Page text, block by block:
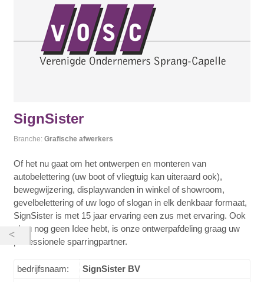
SignSister
Branche: Grafische afwerkers
Of het nu gaat om het ontwerpen en monteren van
autobelettering (uw boot of vliegtuig kan uiteraard ook),
bewegwijzering, displaywanden in winkel of showroom,
gevelbelettering of uw logo of slogan in elk denkbaar formaat,
SignSister is met 15 jaar ervaring een zus met ervaring. Ook
als u nog geen Idee hebt, is onze ontwerpafdeling graag uw
professionele sparringpartner.
bedrijfsnaam:
SignSister BV